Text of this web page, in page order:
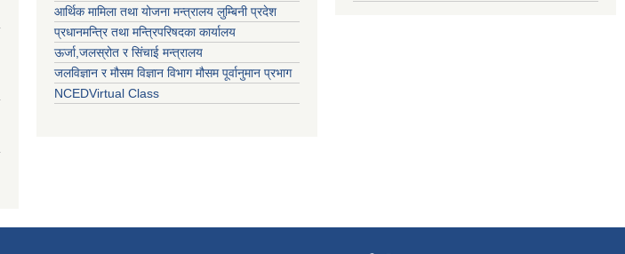
आर्थिक मामिला तथा योजना मन्त्रालय लुम्बिनी प्रदेश
प्रधानमन्त्रि तथा मन्त्रिपरिषदका कार्यालय
ऊर्जा,जलस्रोत र सिंचाई मन्त्रालय
जलविज्ञान र मौसम विज्ञान विभाग मौसम पूर्वानुमान प्रभाग
NCEDVirtual Class